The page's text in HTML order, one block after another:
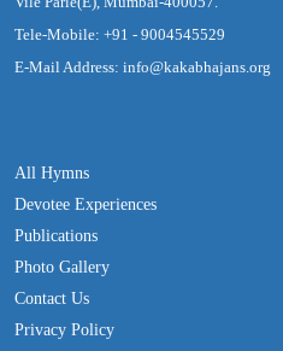
Tele-Mobile: +91 - 9004545529
E-Mail Address: info@kakabhajans.org
All Hymns
Devotee Experiences
Publications
Photo Gallery
Contact Us
Privacy Policy